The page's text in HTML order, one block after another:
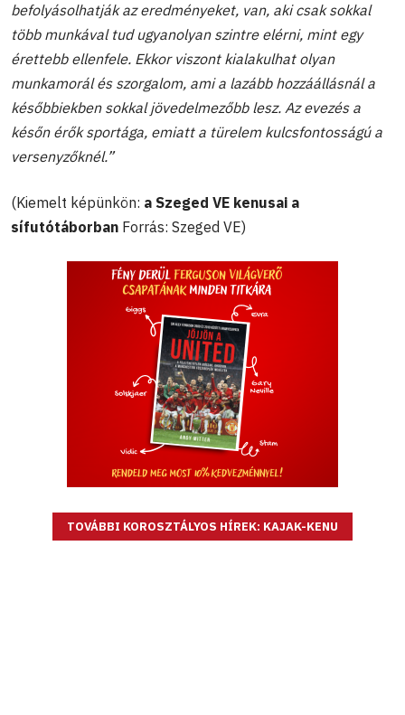
befolyásolhatják az eredményeket, van, aki csak sokkal
több munkával tud ugyanolyan szintre elérni, mint egy
érettebb ellenfele. Ekkor viszont kialakulhat olyan
munkamorál és szorgalom, ami a lazább hozzáállásnál a
későbbiekben sokkal jövedelmezőbb lesz. Az evezés a
későn érők sportága, emiatt a türelem kulcsfontosságú a
versenyzőknél.”
(Kiemelt képünkön: a Szeged VE kenusai a
sífutótáborban Forrás: Szeged VE)
TOVÁBBI KOROSZTÁLYOS HÍREK: KAJAK-KENU